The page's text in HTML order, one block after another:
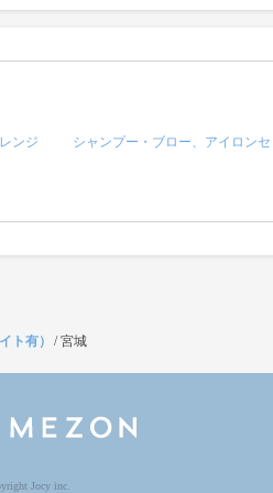
ンジ シャンプー・ブロー、アイロン
ト有） /宮城
Jocy inc.